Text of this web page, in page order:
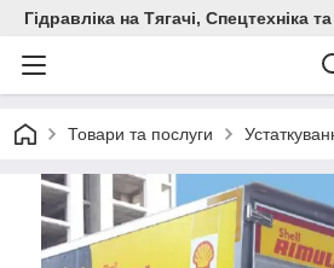
Гідравліка на Тягачі, Спецтехніка
Товари та послуги